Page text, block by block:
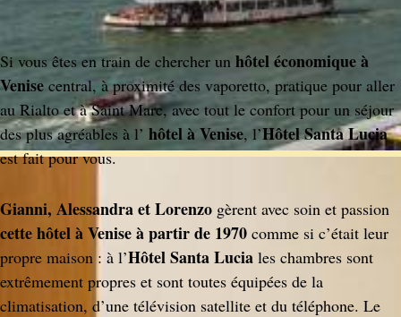
Si vous êtes en train de chercher un hôtel économique à
Venise central, à proximité des vaporetto, pratique pour aller
au Rialto et à Saint Marc, avec tout le confort pour un séjour
des plus agréables à l’ hôtel à Venise, l’Hôtel Santa Lucia
est fait pour vous.
Gianni, Alessandra et Lorenzo gèrent avec soin et passion
cette hôtel à Venise à partir de 1970 comme si c’était leur
propre maison : à l’Hôtel Santa Lucia les chambres sont
extrêmement propres et sont toutes équipées de la
climatisation, d’une télévision satellite et du téléphone. Le